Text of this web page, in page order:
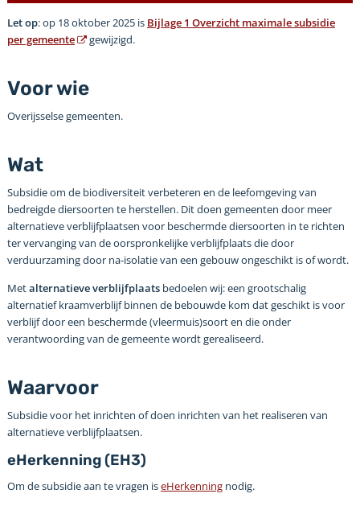
Let op: op 18 oktober 2025 is Bijlage 1 Overzicht maximale subsidie
per gemeente
gewijzigd.
Voor wie
Overijsselse gemeenten.
Wat
Subsidie om de biodiversiteit verbeteren en de leefomgeving van
bedreigde diersoorten te herstellen. Dit doen gemeenten door meer
alternatieve verblijfplaatsen voor beschermde diersoorten in te richten
ter vervanging van de oorspronkelijke verblijfplaats die door
verduurzaming door na-isolatie van een gebouw ongeschikt is of wordt.
Metalternatieve verblijfplaatsbedoelen wij: een grootschalig
alternatief kraamverblijf binnen de bebouwde kom dat geschikt is voor
verblijf door een beschermde (vleermuis)soort en die onder
verantwoording van de gemeente wordt gerealiseerd.
Waarvoor
Subsidie voor het inrichten of doen inrichten van het realiseren van
alternatieve verblijfplaatsen.
eHerkenning (EH3)
Om de subsidie aan te vragen iseHerkenningnodig.